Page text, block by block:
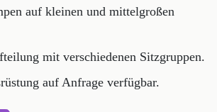
auf kleinen und mittelgroßen
mit verschiedenen Sitzgruppen.
auf Anfrage verfügbar.